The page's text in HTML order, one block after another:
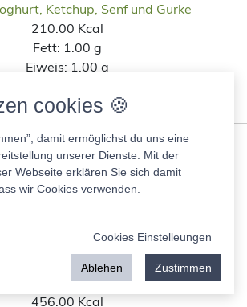
Ketchup, Senf und Gurke
210.00 Kcal
Fett: 1.00 g
Eiweis: 1.00 g
Zucker:1.00 g
test54
1.00 Kcal
Fett:1.00 g
1.00 g
Knuspermüsli vegan
456.00 Kcal
cookies 🍪
damit ermöglichst du uns eine
unserer Dienste. Mit der
Webseite erklären Sie sich damit
wir Cookies verwenden.
Cookies Einstelleungen
Ablehen Zustimmen